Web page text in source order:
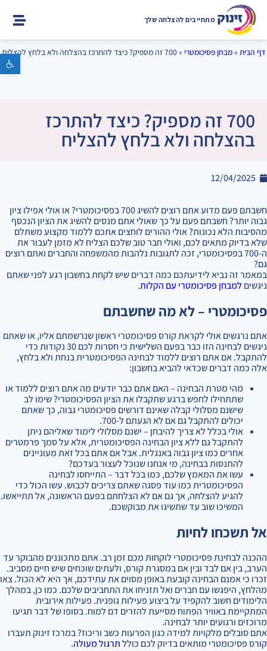
פתח סרגל נגישות
מתחייבים להצלחה שלך
דף הבית »מבחן פסיכומטרי »700 זה מספיק? כיצד להתרכז בהצלחה ולא בלחץ להצליח
700 זה מספיק? כיצד להתרכז
בהצלחה ולא בלחץ להצליח
12/04/2025
חשבתם פעם מדוע אתם רוצים להשיג 700 בפסיכומטרי? או אולי אפילו ציון
גבוה יותר? חשבתם פעם על כך שאולי אתם מנסים להשיג את הציון הנכסף
מהסיבות הלא נכונות? אולי ההורים לוחצים אתכם ללמוד מקצוע משתלם
שלא בדיוק מתאים לכם, ואולי חבר טוב שלכם הצליח לא מזמן לעבור את
ה-700 בפסיכומטרי, זכה לתגובות נלהבות מהמשפחה והחברים ואתם רוצים
גם?
במאמר זה נביא לידיעתכם כמה דברים שיש לקחת בחשבון רגע לפני שאתם
ניגשים למבחן פסיכומטרי עם הקלות.
פסיכומטרי – לא מה שחשבתם
אתם נרגשים אולי לקראת קורס פסיכומטרי ראשון שנרשמתם אליו, או שאתם
ניגשים לבחינה הזו כבר בפעם השלישית כי חסרות לכם 30 נקודות כדי
להתקבל. אם אתם רוצים ללמוד לבחינה הפסיכומטרית בנחת ולא בלחץ,
אלה כמה דברים שכדאי להביא בחשבון:
מהי מטרת הבחינה – האם אתם כבר יודעים מה אתם רוצים ללמוד או
שתתחילו לחפש ברגע שתקבלו את הציון הפסיכומטרי? שימו לב
שישנם מסלולי קבלה שאינם דורשים פסיכומטרי גבוה, כך שאתם
יכולים להתקבל גם אם לא הגעתם ל-700.
אולי בכלל לא צריך להיבחן – ישנם מסלולי לימוד שאליהם ניתן
להתקבל גם ללא ציון הבחינה הפסיכומטרית, אלא על סמך פרמטרים
אחרים כמו ציון גבוה באנגלית. אבל אם אתם בכל זאת מעוניינים
להתנסות בבחינה, מי אנחנו שנוכל לעצור בעדכם?
עשו את המאמץ שלכם, כמו בכל דבר – התייחסו לבחינה
הפסיכומטרית כמו עוד פסגה שאתם צריכים לכבוש. עשו הכול כדי
להגיע להצלחה, אך גם אם לא הצלחתם בפעם הראשונה, אל תתייאשו.
המשיכו שוב עד שתשיגו את מבוקשכם.
אל תשכחו לחיות
ההכנה לבחינת פסיכומטרי לוקחות מכם זמן רב. אתם מתכוננים מהבוקר עד
הערב, בין אם לבד ובין אם במסגרת קורס, ולעתים שוכחים שיש חיים מסביב.
זכרו כי אמנם הבחינה קובעת באופן מסוים את עתידכם, אך היא לא הכול. צאו
מהלחץ, היפגשו עם חברים ואל תזניחו את התחביבים שלכם. כמו כן, במהלך
הלימודים חשוב להקפיד על ביצוע פעילות גופנית. פעילות אירובית
המתקיימת באוויר הפתוח מסייעת להזרים דם למוח. בסופו של דבר תגיעו
מרוכזים ורגועים יותר לבחינה.
אתם סובלים מלקויות למידה כגון הפרעות כשב וריכוז? במרכז זינוק תעברו
קורס פסיכומטרי מותאים בדיוק לכם כוללתרגול מעולה.